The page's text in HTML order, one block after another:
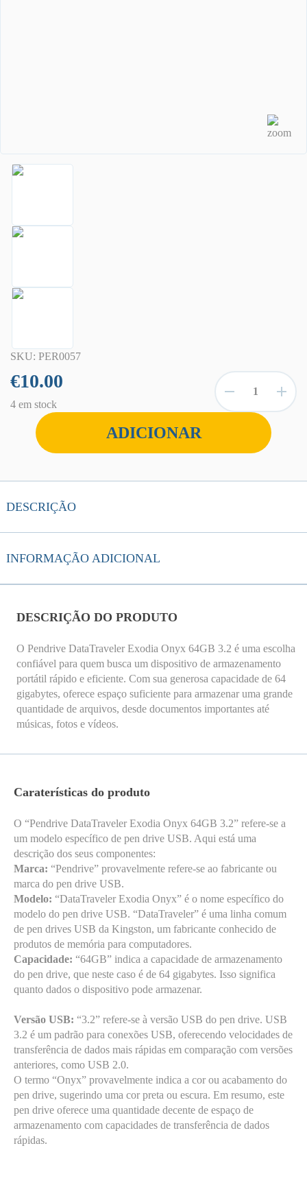
SKU: PER0057
€10.00
4 em stock
Quantidade
Pendrive
DataTraveler
Onyx
USB
- +
ADICIONAR
DESCRIÇÃO
INFORMAÇÃO ADICIONAL
DESCRIÇÃO DO PRODUTO
O Pendrive DataTraveler Exodia Onyx 64GB 3.2 é uma escolha
confiável para quem busca um dispositivo de armazenamento
portátil rápido e eficiente. Com sua generosa capacidade de 64
gigabytes, oferece espaço suficiente para armazenar uma grande
quantidade de arquivos, desde documentos importantes até
músicas, fotos e vídeos.
Caraterísticas do produto
O “Pendrive DataTraveler Exodia Onyx 64GB 3.2” refere-se a
um modelo específico de pen drive USB. Aqui está uma
descrição dos seus componentes:
Marca: “Pendrive” provavelmente refere-se ao fabricante ou
marca do pen drive USB.
Modelo: “DataTraveler Exodia Onyx” é o nome específico do
modelo do pen drive USB. “DataTraveler” é uma linha comum
de pen drives USB da Kingston, um fabricante conhecido de
produtos de memória para computadores.
Capacidade: “64GB” indica a capacidade de armazenamento
do pen drive, que neste caso é de 64 gigabytes. Isso significa
quanto dados o dispositivo pode armazenar.
Versão USB: “3.2” refere-se à versão USB do pen drive. USB
3.2 é um padrão para conexões USB, oferecendo velocidades de
transferência de dados mais rápidas em comparação com versões
anteriores, como USB 2.0.
O termo “Onyx” provavelmente indica a cor ou acabamento do
pen drive, sugerindo uma cor preta ou escura. Em resumo, este
pen drive oferece uma quantidade decente de espaço de
armazenamento com capacidades de transferência de dados
rápidas.